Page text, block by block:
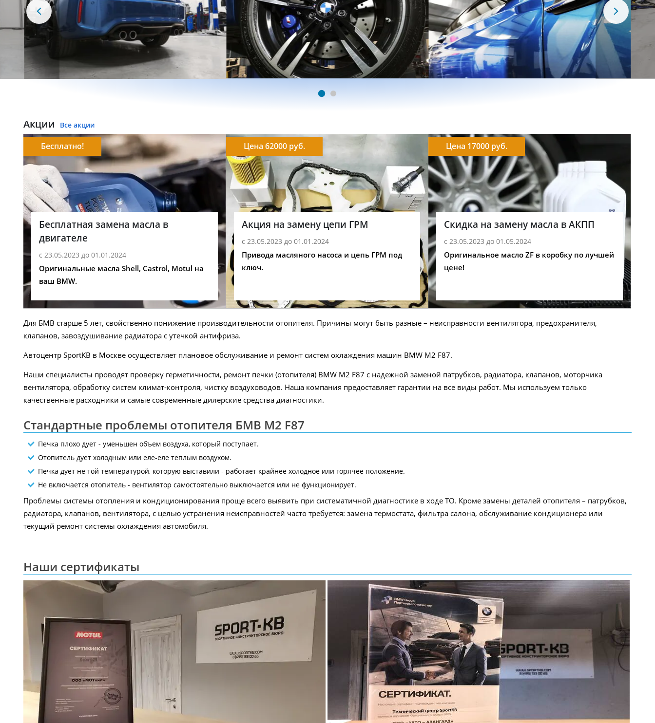
Акции Все акции
Бесплатная замена масла в
двигателе
с 23.05.2023 до 01.01.2024
Бесплатно!
Оригинальные масла Shell, Castrol, Motul на
ваш BMW.
Акция на замену цепи ГРМ
с 23.05.2023 до 01.01.2024
Цена 62000 руб.
Привода масляного насоса и цепь ГРМ под
ключ.
Скидка на замену масла в АКПП
с 23.05.2023 до 01.05.2024
Цена 17000 руб.
Оригинальное масло ZF в коробку по лучшей
цене!
Для БМВ старше 5 лет, свойственно понижение производительности отопителя. Причины могут быть разные – неисправности вентилятора, предохранителя,
клапанов, завоздушивание радиатора с утечкой антифриза.
Автоцентр SportKB в Москве осуществляет плановое обслуживание и ремонт систем охлаждения машин BMW M2 F87.
Наши специалисты проводят проверку герметичности, ремонт печки (отопителя) BMW M2 F87 с надежной заменой патрубков, радиатора, клапанов, моторчика
вентилятора, обработку систем климат-контроля, чистку воздуховодов. Наша компания предоставляет гарантии на все виды работ. Мы используем только
качественные расходники и самые современные дилерские средства диагностики.
Стандартные проблемы отопителя БМВ M2 F87
Печка плохо дует - уменьшен объем воздуха, который поступает.
Отопитель дует холодным или еле-еле теплым воздухом.
Печка дует не той температурой, которую выставили - работает крайнее холодное или горячее положение.
Не включается отопитель - вентилятор самостоятельно выключается или не функционирует.
Проблемы системы отопления и кондиционирования проще всего выявить при систематичной диагностике в ходе ТО. Кроме замены деталей отопителя – патрубков,
радиатора, клапанов, вентилятора, с целью устранения неисправностей часто требуется: замена термостата, фильтра салона, обслуживание кондиционера или
текущий ремонт системы охлаждения автомобиля.
Наши сертификаты